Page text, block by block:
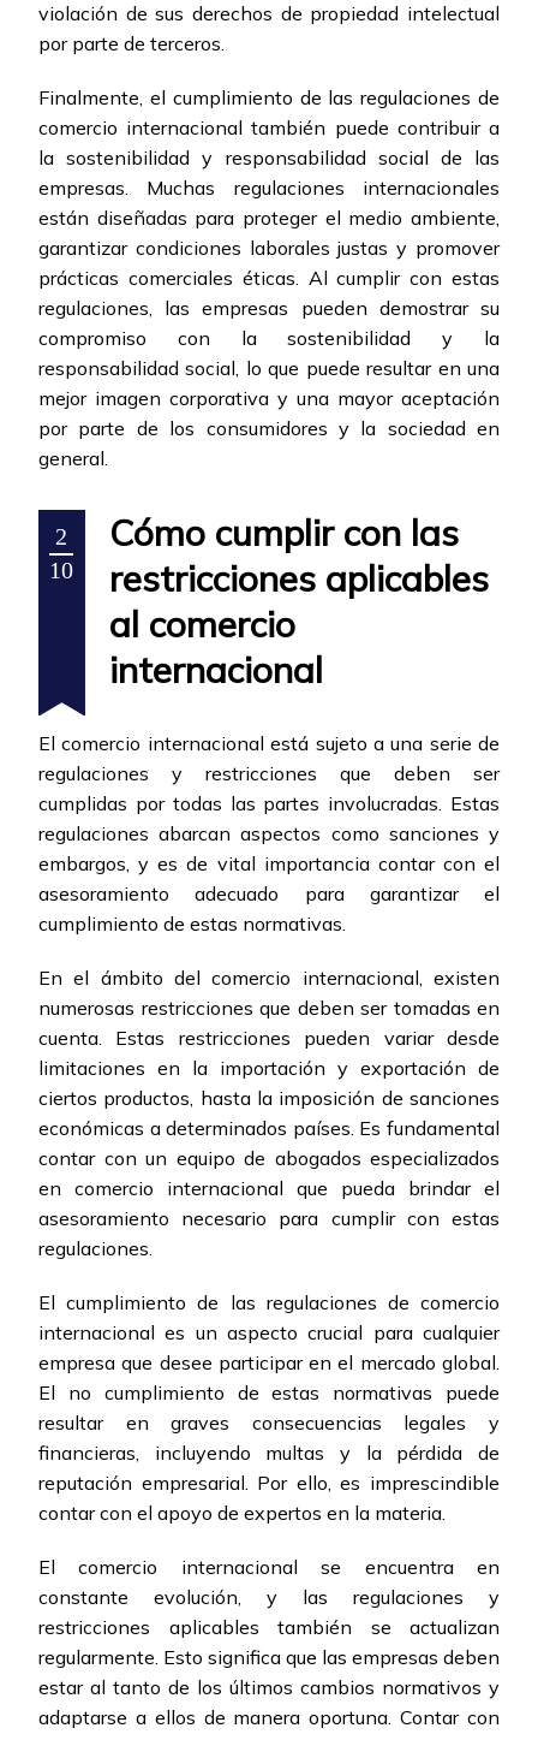
violación de sus derechos de propiedad intelectual
por parte de terceros.
Finalmente, el cumplimiento de las regulaciones de
comercio internacional también puede contribuir a
la sostenibilidad y responsabilidad social de las
empresas. Muchas regulaciones internacionales
están diseñadas para proteger el medio ambiente,
garantizar condiciones laborales justas y promover
prácticas comerciales éticas. Al cumplir con estas
regulaciones, las empresas pueden demostrar su
compromiso con la sostenibilidad y la
responsabilidad social, lo que puede resultar en una
mejor imagen corporativa y una mayor aceptación
por parte de los consumidores y la sociedad en
general.
2
10
Cómo cumplir con las
restricciones aplicables
al comercio
internacional
El comercio internacional está sujeto a una serie de
regulaciones y restricciones que deben ser
cumplidas por todas las partes involucradas. Estas
regulaciones abarcan aspectos como sanciones y
embargos, y es de vital importancia contar con el
asesoramiento adecuado para garantizar el
cumplimiento de estas normativas.
En el ámbito del comercio internacional, existen
numerosas restricciones que deben ser tomadas en
cuenta. Estas restricciones pueden variar desde
limitaciones en la importación y exportación de
ciertos productos, hasta la imposición de sanciones
económicas a determinados países. Es fundamental
contar con un equipo de abogados especializados
en comercio internacional que pueda brindar el
asesoramiento necesario para cumplir con estas
regulaciones.
El cumplimiento de las regulaciones de comercio
internacional es un aspecto crucial para cualquier
empresa que desee participar en el mercado global.
El no cumplimiento de estas normativas puede
resultar en graves consecuencias legales y
financieras, incluyendo multas y la pérdida de
reputación empresarial. Por ello, es imprescindible
contar con el apoyo de expertos en la materia.
El comercio internacional se encuentra en
constante evolución, y las regulaciones y
restricciones aplicables también se actualizan
regularmente. Esto significa que las empresas deben
estar al tanto de los últimos cambios normativos y
adaptarse a ellos de manera oportuna. Contar con